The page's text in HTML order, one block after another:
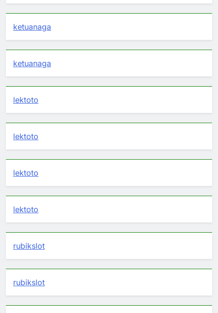
ketuanaga
ketuanaga
lektoto
lektoto
lektoto
lektoto
rubikslot
rubikslot